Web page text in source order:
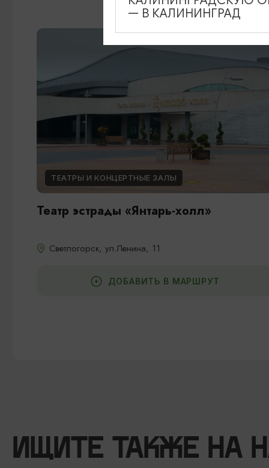
ТЕАТРЫ И КОНЦЕРТНЫЕ ЗАЛЫ
Театр эстрады «Янтарь-холл»
Светлогорск, ул.Ленина, 11
ДОБАВИТЬ В МАРШРУТ
ИЩИТЕ ТАКЖЕ НА
— В КАЛИНИНГРАД